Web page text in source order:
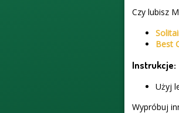
Czy lubisz
Best
Instrukcje:
Użyj
Wypróbuj